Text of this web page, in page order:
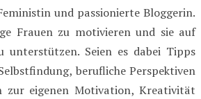
und passionierte Bloggerin.
Frauen zu motivieren und sie auf
unterstützen. Seien es dabei Tipps
berufliche Perspektiven
zur eigenen Motivation, Kreativität